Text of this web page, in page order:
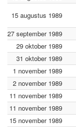
15 augustus 1989
27 september 1989
29 oktober 1989
31 oktober 1989
1 november 1989
2 november 1989
11 november 1989
11 november 1989
15 november 1989